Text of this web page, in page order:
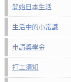
開始日本生活
生活中的小常識
申請獎學金
打工須知